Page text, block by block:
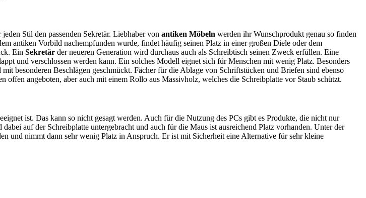
Stil den passenden Sekretär. Liebhaber von antiken Möbeln werden ihr Wunschprodukt genau so finden
antiken Vorbild nachempfunden wurde, findet häufig seinen Platz in einer großen Diele oder dem
Ein Sekretär der neueren Generation wird durchaus auch als Schreibtisch seinen Zweck erfüllen. Eine
und verschlossen werden kann. Ein solches Modell eignet sich für Menschen mit wenig Platz. Besonders
besonderen Beschlägen geschmückt. Fächer für die Ablage von Schriftstücken und Briefen sind ebenso
angeboten, aber auch mit einem Rollo aus Massivholz, welches die Schreibplatte vor Staub schützt.
ist. Das kann so nicht gesagt werden. Auch für die Nutzung des PCs gibt es Produkte, die nicht nur
auf der Schreibplatte untergebracht und auch für die Maus ist ausreichend Platz vorhanden. Unter der
und nimmt dann sehr wenig Platz in Anspruch. Er ist mit Sicherheit eine Alternative für sehr kleine